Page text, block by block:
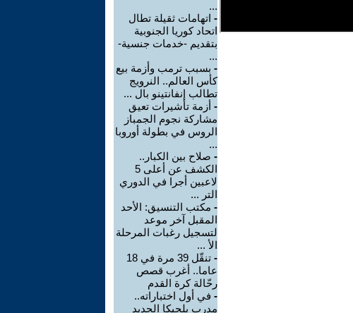
...
- اتهامات ثقيلة تطال
اتحاد كوريا الجنوبية
بتقديم -خدمات جنسية-
...
- بسبب ترمب وأزمة بيع
كأس العالم.. النرويج
تطالب إنفانتينو بال ...
- أزمة تأشيرات تعيق
مشاركة نجوم الجمباز
الروس في بطولة أوروبا
...
- صلاح بين الكبار..
الكشف عن أعلى 5
لاعبين أجرا في الدوري
التر ...
- مكتب التنسيق: الأحد
المقبل آخر موعد
لتسجيل رغبات المرحلة
الأ ...
-
تنقّل 39 مرة في 18
عاما.. أغرب قصص
رحّالة كرة القدم
- في أول اختباراته..
مدرب بلجيكا الجديد